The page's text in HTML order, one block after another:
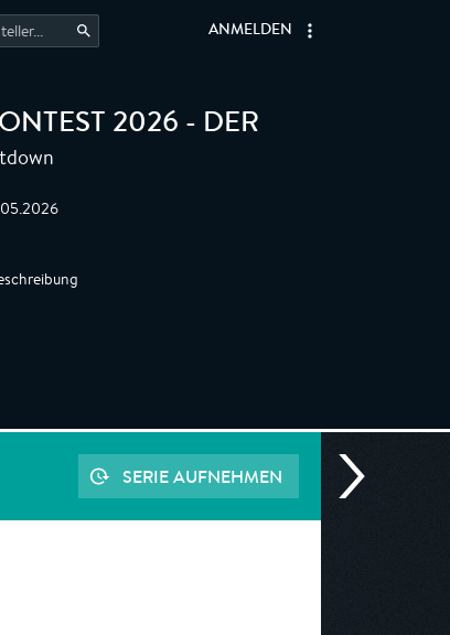
ANMELDEN
2026 - DER
SERIE AUFNEHMEN